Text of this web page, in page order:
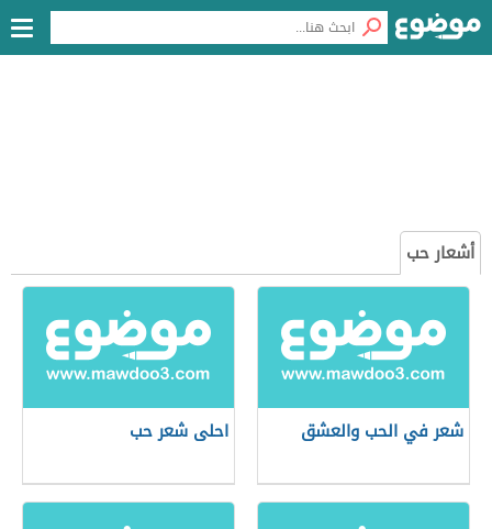
أشعار حب
شعر في الحب والعشق احلى شعر حب